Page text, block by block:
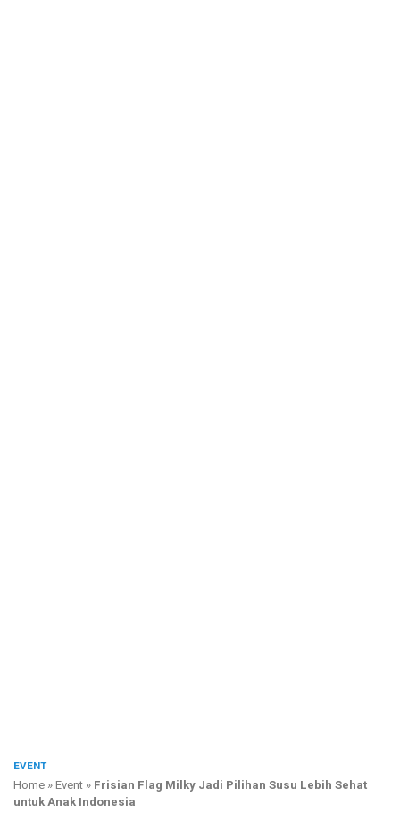
EVENT
Home »Event » Frisian Flag Milky Jadi Pilihan Susu Lebih Sehat
untuk Anak Indonesia